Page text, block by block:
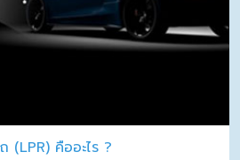
(LPR) คืออะไร ?